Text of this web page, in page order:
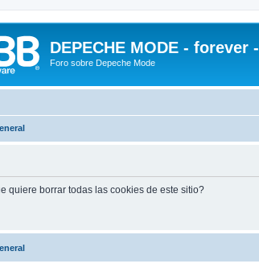
DEPECHE MODE - forever -
Foro sobre Depeche Mode
quiere borrar todas las cookies de este sitio?